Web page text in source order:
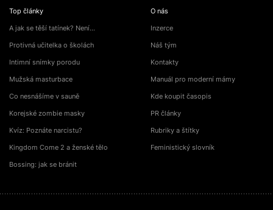
Top články
A jak se těší tatínek? Není…
Protivná učitelka o školách
Intimní snímky porodu
Mužská masturbace
Co nesnášíme v sauně
Korejské zombie masky
Kvíz: Poznáte narcistu?
Kingdom Come 2 a ženské tělo
Bossing: jak se bránit
O nás
Inzerce
Náš tým
Kontakty
Manuál pro moderní mámy
Kde koupit časopis
PR články
Rubriky a štítky
Feministický slovník